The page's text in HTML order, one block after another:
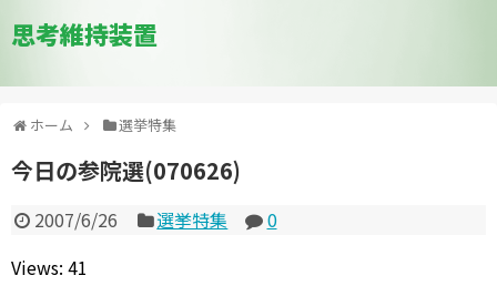
思考維持装置
ホーム 選挙特集
今日の参院選(070626)
2007/6/26 選挙特集
0
Views: 41